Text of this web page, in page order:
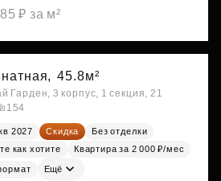
₽ за м²
45.8м²
Гарден, 3 корпус, 1 секция, 21
2027 Скидка
Без отделки
как хотите
Квартира за 2 000 ₽/мес
Ещё